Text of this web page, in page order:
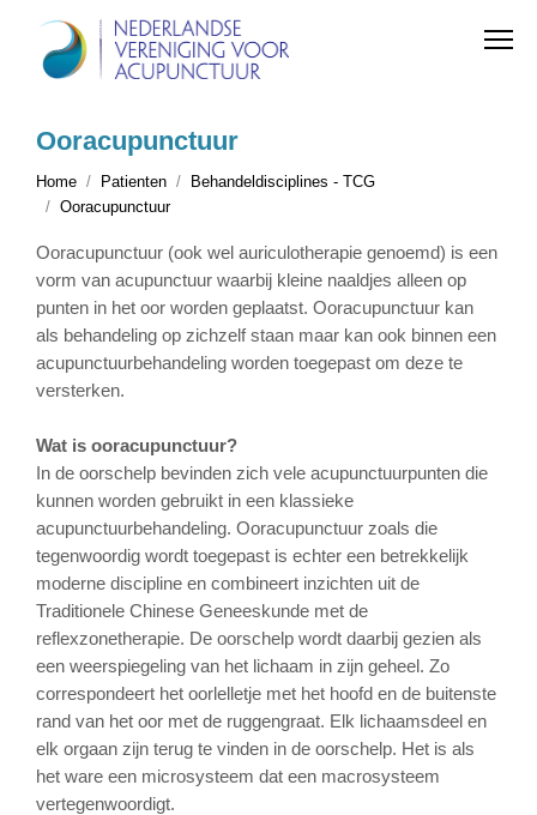
Ooracupunctuur
Home Patienten
Behandeldisciplines - TCG
Ooracupunctuur
Ooracupunctuur (ook wel auriculotherapie genoemd) is een
vorm van acupunctuur waarbij kleine naaldjes alleen op
punten in het oor worden geplaatst. Ooracupunctuur kan
als behandeling op zichzelf staan maar kan ook binnen een
acupunctuurbehandeling worden toegepast om deze te
versterken.
Wat is ooracupunctuur?
In de oorschelp bevinden zich vele acupunctuurpunten die
kunnen worden gebruikt in een klassieke
acupunctuurbehandeling. Ooracupunctuur zoals die
tegenwoordig wordt toegepast is echter een betrekkelijk
moderne discipline en combineert inzichten uit de
Traditionele Chinese Geneeskunde met de
reflexzonetherapie. De oorschelp wordt daarbij gezien als
een weerspiegeling van het lichaam in zijn geheel. Zo
correspondeert het oorlelletje met het hoofd en de buitenste
rand van het oor met de ruggengraat. Elk lichaamsdeel en
elk orgaan zijn terug te vinden in de oorschelp. Het is als
het ware een microsysteem dat een macrosysteem
vertegenwoordigt.